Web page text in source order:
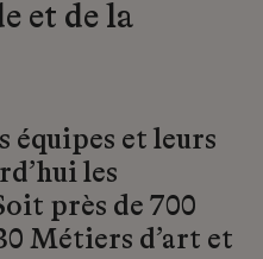
et de la
équipes et leurs
les
près de 700
Métiers d’art et